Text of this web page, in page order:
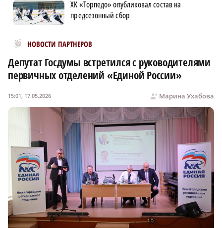
ХК «Торпедо» опубликовал состав на
предсезонный сбор
НОВОСТИ ПАРТНЕРОВ
Новости МирТесен
Депутат Госдумы встретился с руководителями
первичных отделений «Единой России»
Марина Ухабова
15:01, 17.05.2026